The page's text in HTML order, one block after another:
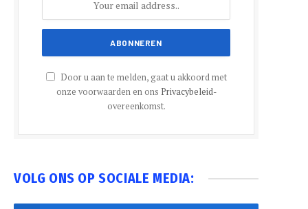
Door u aan te melden, gaat u akkoord met
onze voorwaarden en ons Privacybeleid-
overeenkomst.
VOLG ONS OP SOCIALE MEDIA: